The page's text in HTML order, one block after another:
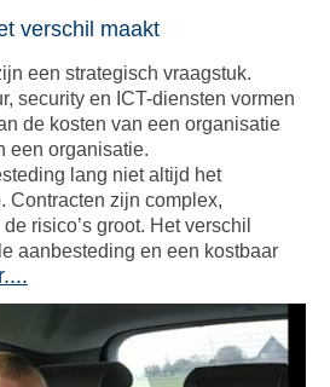
verschil maakt
een strategisch vraagstuk.
security en ICT-diensten vormen
de kosten van een organisatie
een organisatie.
lang niet altijd het
Contracten zijn complex,
risico’s groot. Het verschil
aanbesteding en een kostbaar